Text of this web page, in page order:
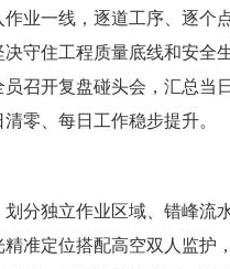
业一线，逐道工序、逐个
守住工程质量底线和安全
召开复盘碰头会，汇总当
零、每日工作稳步提升。
分独立作业区域、错峰流
准定位搭配高空双人监护